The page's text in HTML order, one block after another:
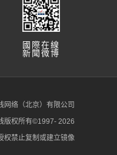
國際在線
新聞微博
网络（北京）有限公司
版权所有©1997- 2026
权禁止复制或建立镜像